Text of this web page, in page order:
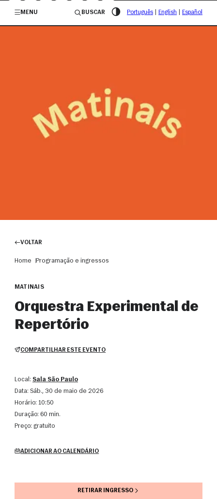
/governosp
MENU
BUSCAR Português English Español
VOLTAR
Home Programação e ingressos
MATINAIS
Orquestra Experimental de
Repertório
COMPARTILHAR ESTE EVENTO
Local: Sala São Paulo
Data:
sáb., 30 de maio de 2026
Horário:
10:50
Duração: 60 min.
Preço: gratuito
ADICIONAR AO CALENDÁRIO
RETIRAR INGRESSO